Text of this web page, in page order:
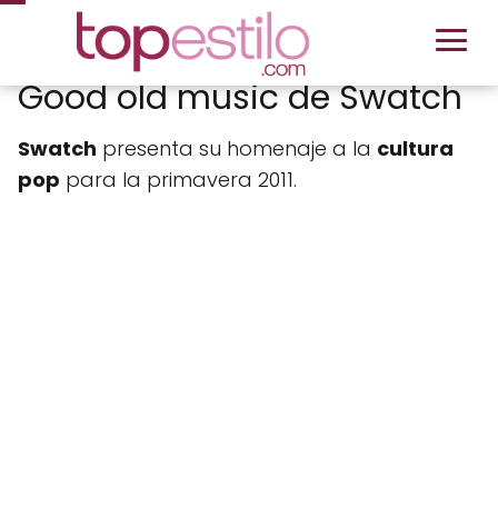
Good old music de Swatch
Swatch presenta su homenaje a la cultura
pop para la primavera 2011.